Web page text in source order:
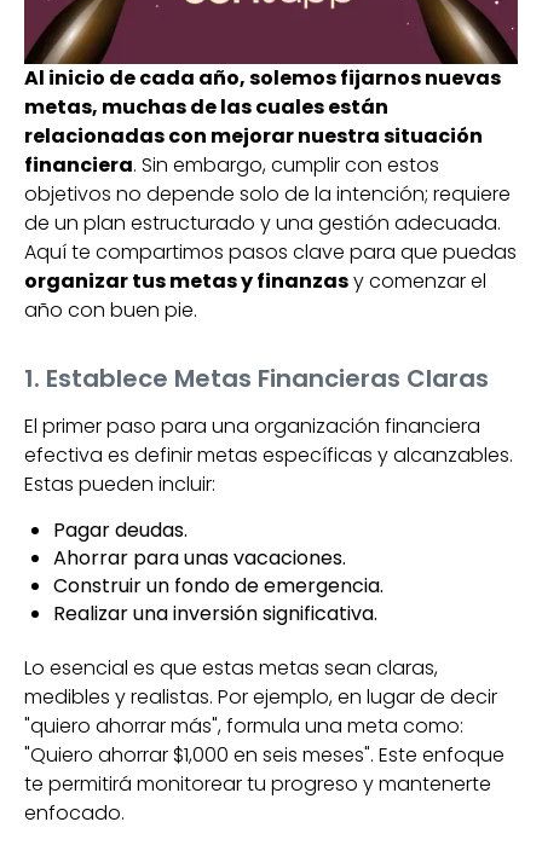
Al inicio de cada año, solemos fijarnos nuevas
metas, muchas de las cuales están
relacionadas con mejorar nuestra situación
financiera. Sin embargo, cumplir con estos
objetivos no depende solo de la intención; requiere
de un plan estructurado y una gestión adecuada.
Aquí te compartimos pasos clave para que puedas
organizar tus metas y finanzasy comenzar el
año con buen pie.
1. Establece Metas Financieras Claras
El primer paso para una organización financiera
efectiva es definir metas específicas y alcanzables.
Estas pueden incluir:
Pagar deudas.
Ahorrar para unas vacaciones.
Construir un fondo de emergencia.
Realizar una inversión significativa.
Lo esencial es que estas metas sean claras,
medibles y realistas. Por ejemplo, en lugar de decir
"quiero ahorrar más", formula una meta como:
"Quiero ahorrar $1,000 en seis meses". Este enfoque
te permitirá monitorear tu progreso y mantenerte
enfocado.